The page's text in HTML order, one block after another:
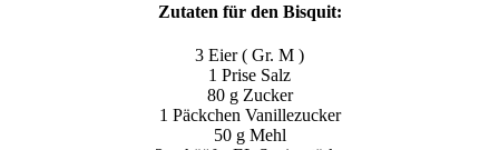
Zutaten für den Bisquit:
3 Eier ( Gr. M )
1 Prise Salz
80 g Zucker
1 Päckchen Vanillezucker
50 g Mehl